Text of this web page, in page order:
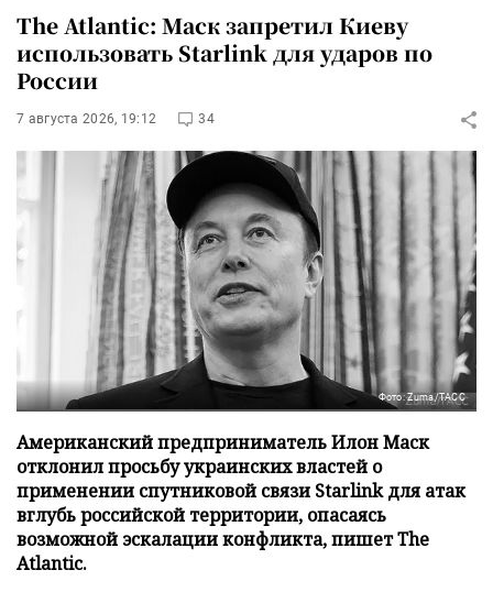
The Atlantic: Маск запретил Киеву
использовать Starlink для ударов по
России
7 августа 2026, 19:12 34
Фото: Zuma/ТАСС
Американский предприниматель Илон Маск
отклонил просьбу украинских властей о
применении спутниковой связи Starlink для атак
вглубь российской территории, опасаясь
возможной эскалации конфликта, пишет The
Atlantic.